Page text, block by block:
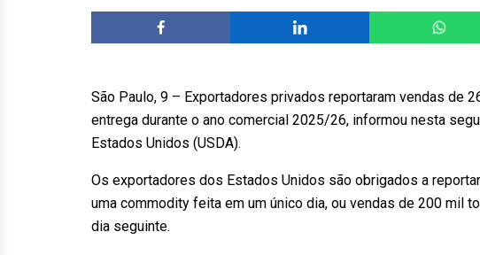
São Paulo, 9 – Exportadores privados reportaram vendas de
entrega durante o ano comercial 2025/26, informou nesta
Estados Unidos (USDA).
Os exportadores dos Estados Unidos são obrigados a
uma commodity feita em um único dia, ou vendas de 200 mil
dia seguinte.